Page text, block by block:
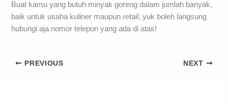
Buat kamu yang butuh minyak goreng dalam jumlah banyak,
baik untuk usaha kuliner maupunretail, yuk boleh langsung
hubungi aja nomor telepon yang ada di atas!
PREVIOUS NEXT